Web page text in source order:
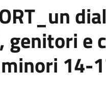
genitori e
14-